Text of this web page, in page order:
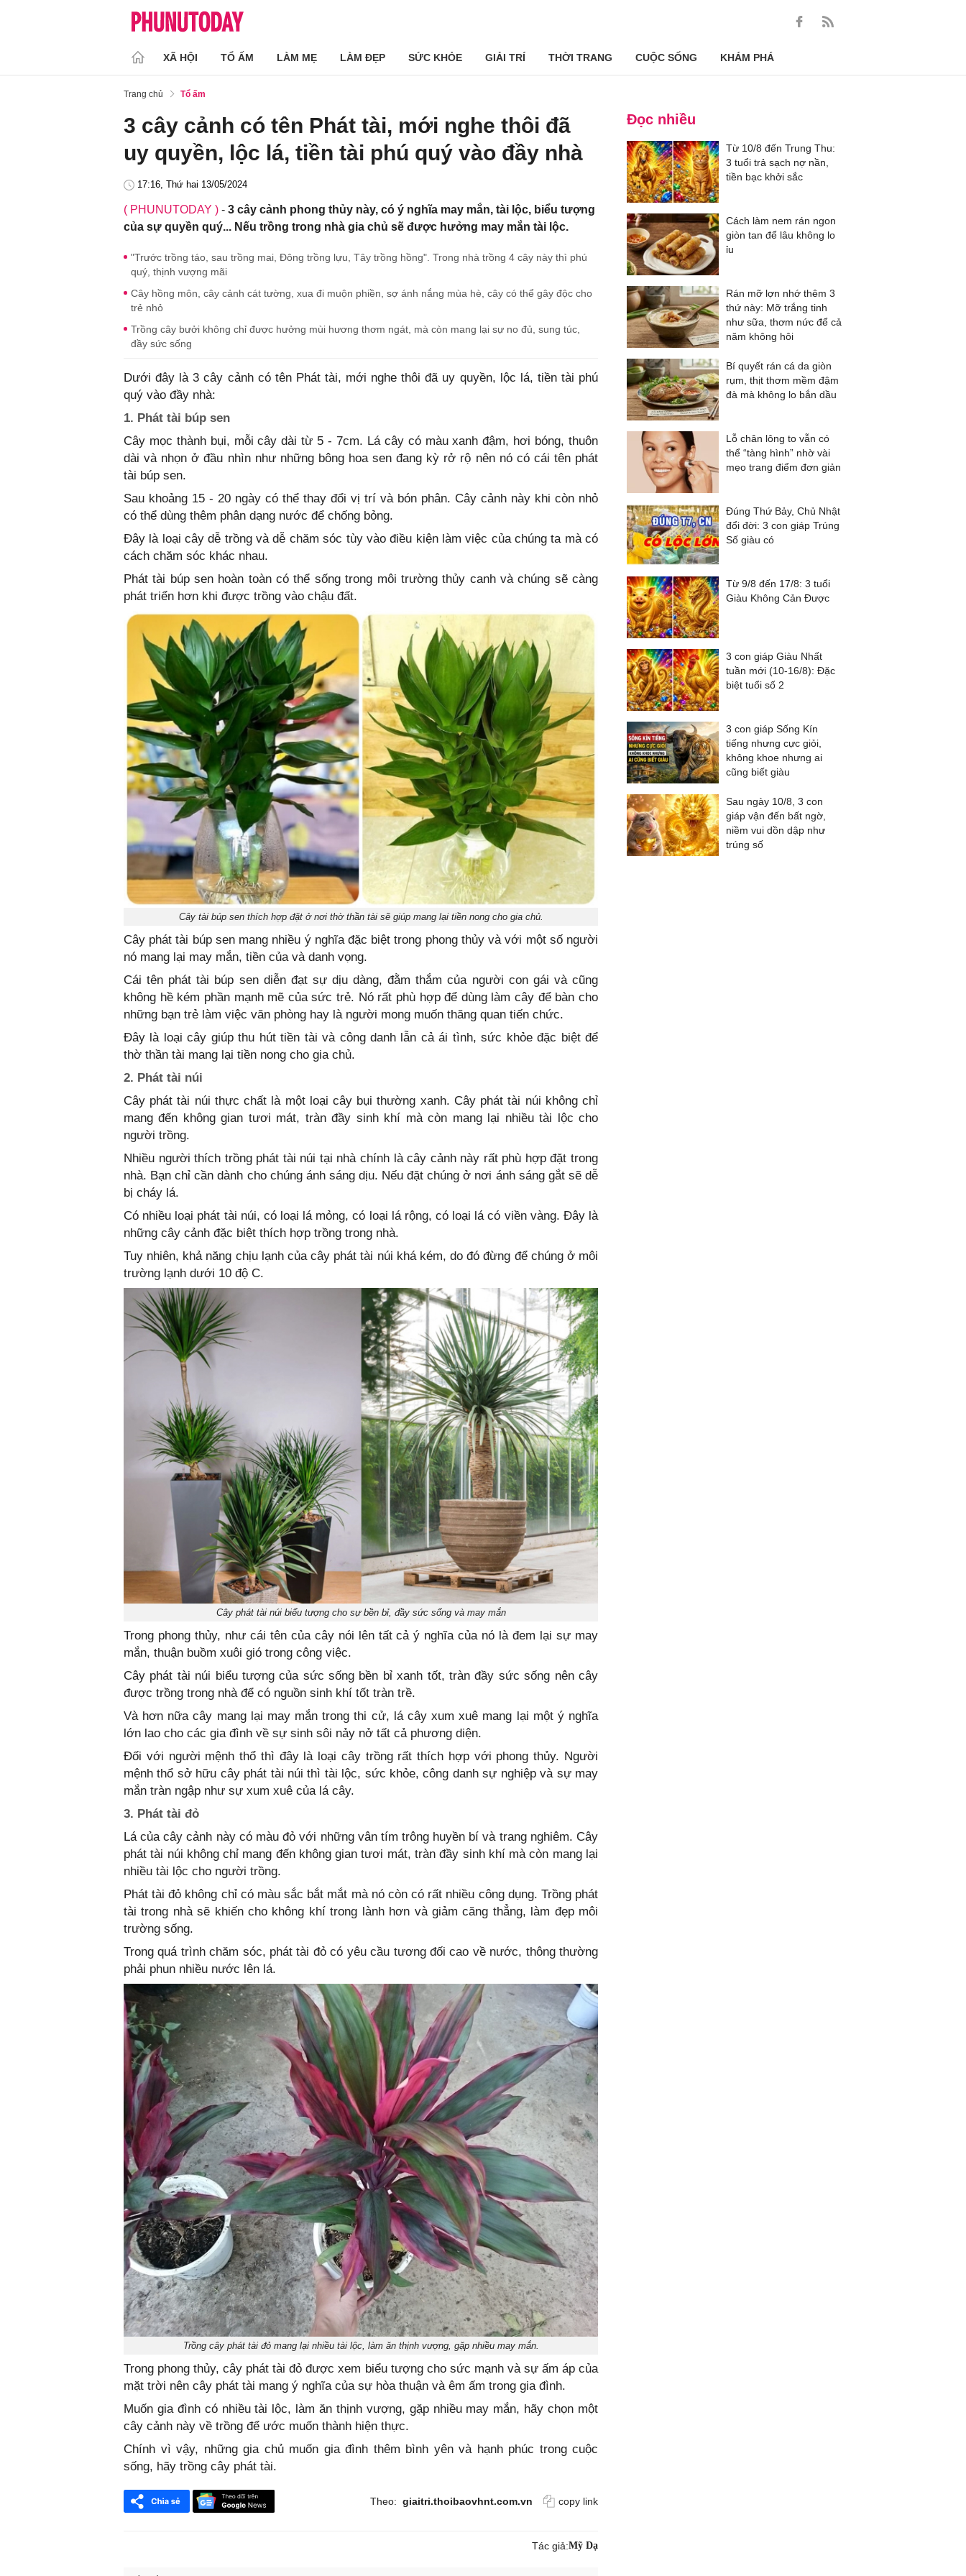
XÃ HỘI TỔ ẤM LÀM MẸ LÀM ĐẸP SỨC KHỎE GIẢI TRÍ THỜI TRANG CUỘC SỐNG KHÁM PHÁ
Trang chủ Tổ ấm
3 cây cảnh có tên Phát tài, mới nghe thôi đã
uy quyền, lộc lá, tiền tài phú quý vào đầy nhà
17:16, Thứ hai 13/05/2024
( PHUNUTODAY ) - 3 cây cảnh phong thủy này, có ý nghĩa may mắn, tài lộc, biểu tượng
của sự quyền quý... Nếu trồng trong nhà gia chủ sẽ được hưởng may mắn tài lộc.
"Trước trồng táo, sau trồng mai, Đông trồng lựu, Tây trồng hồng". Trong nhà trồng 4 cây này thì phú
quý, thịnh vượng mãi
Cây hồng môn, cây cảnh cát tường, xua đi muộn phiền, sợ ánh nắng mùa hè, cây có thể gây độc cho
trẻ nhỏ
Trồng cây bưởi không chỉ được hưởng mùi hương thơm ngát, mà còn mang lại sự no đủ, sung túc,
đầy sức sống
Dưới đây là 3 cây cảnh có tên Phát tài, mới nghe thôi đã uy quyền, lộc lá, tiền tài phú
quý vào đầy nhà:
1. Phát tài búp sen
Cây mọc thành bụi, mỗi cây dài từ 5 - 7cm. Lá cây có màu xanh đậm, hơi bóng, thuôn
dài và nhọn ở đầu nhìn như những bông hoa sen đang kỳ rở rộ nên nó có cái tên phát
tài búp sen.
Sau khoảng 15 - 20 ngày có thể thay đổi vị trí và bón phân. Cây cảnh này khi còn nhỏ
có thể dùng thêm phân dạng nước để chống bỏng.
Đây là loại cây dễ trồng và dễ chăm sóc tùy vào điều kiện làm việc của chúng ta mà có
cách chăm sóc khác nhau.
Phát tài búp sen hoàn toàn có thể sống trong môi trường thủy canh và chúng sẽ càng
phát triển hơn khi được trồng vào chậu đất.
Cây tài búp sen thích hợp đặt ở nơi thờ thần tài sẽ giúp mang lại tiền nong cho gia chủ.
Cây phát tài búp sen mang nhiều ý nghĩa đặc biệt trong phong thủy và với một số người
nó mang lại may mắn, tiền của và danh vọng.
Cái tên phát tài búp sen diễn đạt sự dịu dàng, đằm thắm của người con gái và cũng
không hề kém phần mạnh mẽ của sức trẻ. Nó rất phù hợp để dùng làm cây để bàn cho
những bạn trẻ làm việc văn phòng hay là người mong muốn thăng quan tiến chức.
Đây là loại cây giúp thu hút tiền tài và công danh lẫn cả ái tình, sức khỏe đặc biệt để
thờ thần tài mang lại tiền nong cho gia chủ.
2. Phát tài núi
Cây phát tài núi thực chất là một loại cây bụi thường xanh. Cây phát tài núi không chỉ
mang đến không gian tươi mát, tràn đầy sinh khí mà còn mang lại nhiều tài lộc cho
người trồng.
Nhiều người thích trồng phát tài núi tại nhà chính là cây cảnh này rất phù hợp đặt trong
nhà. Bạn chỉ cần dành cho chúng ánh sáng dịu. Nếu đặt chúng ở nơi ánh sáng gắt sẽ dễ
bị cháy lá.
Có nhiều loại phát tài núi, có loại lá mỏng, có loại lá rộng, có loại lá có viền vàng. Đây là
những cây cảnh đặc biệt thích hợp trồng trong nhà.
Tuy nhiên, khả năng chịu lạnh của cây phát tài núi khá kém, do đó đừng để chúng ở môi
trường lạnh dưới 10 độ C.
Cây phát tài núi biểu tượng cho sự bền bỉ, đầy sức sống và may mắn
Trong phong thủy, như cái tên của cây nói lên tất cả ý nghĩa của nó là đem lại sự may
mắn, thuận buồm xuôi gió trong công việc.
Cây phát tài núi biểu tượng của sức sống bền bỉ xanh tốt, tràn đầy sức sống nên cây
được trồng trong nhà để có nguồn sinh khí tốt tràn trề.
Và hơn nữa cây mang lại may mắn trong thi cử, lá cây xum xuê mang lại một ý nghĩa
lớn lao cho các gia đình về sự sinh sôi nảy nở tất cả phương diện.
Đối với người mệnh thổ thì đây là loại cây trồng rất thích hợp với phong thủy. Người
mệnh thổ sở hữu cây phát tài núi thì tài lộc, sức khỏe, công danh sự nghiệp và sự may
mắn tràn ngập như sự xum xuê của lá cây.
3. Phát tài đỏ
Lá của cây cảnh này có màu đỏ với những vân tím trông huyền bí và trang nghiêm. Cây
phát tài núi không chỉ mang đến không gian tươi mát, tràn đầy sinh khí mà còn mang lại
nhiều tài lộc cho người trồng.
Phát tài đỏ không chỉ có màu sắc bắt mắt mà nó còn có rất nhiều công dụng. Trồng phát
tài trong nhà sẽ khiến cho không khí trong lành hơn và giảm căng thẳng, làm đẹp môi
trường sống.
Trong quá trình chăm sóc, phát tài đỏ có yêu cầu tương đối cao về nước, thông thường
phải phun nhiều nước lên lá.
Trồng cây phát tài đỏ mang lại nhiều tài lộc, làm ăn thịnh vượng, gặp nhiều may mắn.
Trong phong thủy, cây phát tài đỏ được xem biểu tượng cho sức mạnh và sự ấm áp của
mặt trời nên cây phát tài mang ý nghĩa của sự hòa thuận và êm ấm trong gia đình.
Muốn gia đình có nhiều tài lộc, làm ăn thịnh vượng, gặp nhiều may mắn, hãy chọn một
cây cảnh này về trồng để ước muốn thành hiện thực.
Chính vì vậy, những gia chủ muốn gia đình thêm bình yên và hạnh phúc trong cuộc
sống, hãy trồng cây phát tài.
Theo: giaitri.thoibaovhnt.com.vn copy link
Tác giả:Mỹ Dạ
Đọc nhiều
Từ 10/8 đến Trung Thu:
3 tuổi trả sạch nợ nần,
tiền bạc khởi sắc
Cách làm nem rán ngon
giòn tan để lâu không lo
ỉu
Rán mỡ lợn nhớ thêm 3
thứ này: Mỡ trắng tinh
như sữa, thơm nức để cả
năm không hôi
Bí quyết rán cá da giòn
rụm, thịt thơm mềm đậm
đà mà không lo bắn dầu
Lỗ chân lông to vẫn có
thể “tàng hình” nhờ vài
mẹo trang điểm đơn giản
Đúng Thứ Bảy, Chủ Nhật
đổi đời: 3 con giáp Trúng
Số giàu có
Từ 9/8 đến 17/8: 3 tuổi
Giàu Không Cản Được
3 con giáp Giàu Nhất
tuần mới (10-16/8): Đặc
biệt tuổi số 2
3 con giáp Sống Kín
tiếng nhưng cực giỏi,
không khoe nhưng ai
cũng biết giàu
Sau ngày 10/8, 3 con
giáp vận đến bất ngờ,
niềm vui dồn dập như
trúng số